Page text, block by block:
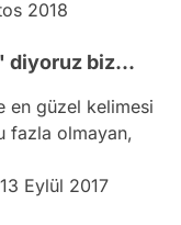
2018
diyoruz biz...
en güzel kelimesi
fazla olmayan,
13 Eylül 2017